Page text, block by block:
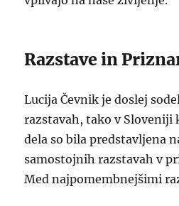
Razstave in
Lucija Čevnik je doslej
razstavah, tako v Sloveniji
dela so bila predstavljena
samostojnih razstavah v
Med najpomembnejšimi